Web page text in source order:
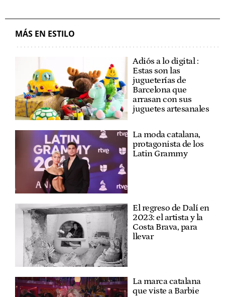
MÁS EN ESTILO
Adiós a lo digital :
Estas son las
jugueterías de
Barcelona que
arrasan con sus
juguetes artesanales
La moda catalana,
protagonista de los
Latin Grammy
El regreso de Dalí en
2023: el artista y la
Costa Brava, para
llevar
La marca catalana
que viste a Barbie